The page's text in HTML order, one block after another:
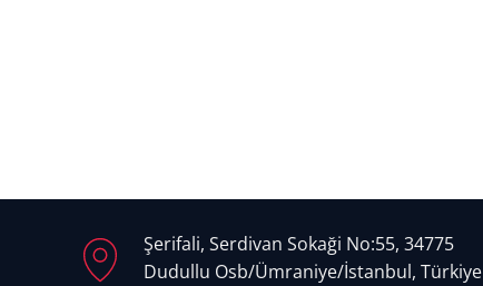
Şerifali, Serdivan Sokaği No:55, 34775
Dudullu Osb/Ümraniye/İstanbul, Türkiye